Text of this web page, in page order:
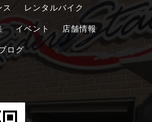
ス レンタルバイク
イベント 店舗情報
ログ